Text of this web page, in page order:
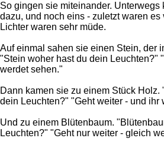
So gingen sie miteinander. Unterwegs
dazu, und noch eins - zuletzt waren
Lichter waren sehr müde.
Auf einmal sahen sie einen Stein, der
"Stein woher hast du dein Leuchten?"
werdet sehen."
Dann kamen sie zu einem Stück Holz.
dein Leuchten?" "Geht weiter - und ihr
Und zu einem Blütenbaum.
Leuchten?" "Geht nur weiter - gleich